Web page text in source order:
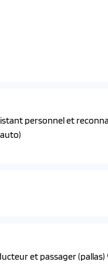
a led
electriquement avec
personnel et
et passager (pallas)